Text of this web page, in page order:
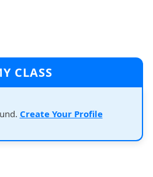
CLASS
Create Your Profile